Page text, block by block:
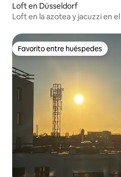
Loft en Düsseldorf
Loft en la azotea y jacuzzi en
Favorito entre huéspedes
Favorito entre huéspedes